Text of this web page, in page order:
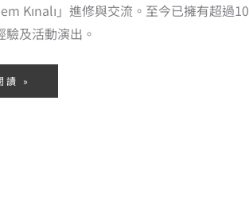
Kınalı」進修與交流。至今已擁有超過10
驗及活動演出。
讀 »